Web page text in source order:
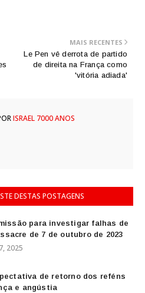
MAIS RECENTES
Le Pen vê derrota de partido
de direita na França como
'vitória adiada'
ISRAEL 7000 ANOS
DESTAS POSTAGENS
para investigar falhas de
de 7 de outubro de 2023
2025
de retorno dos reféns
e angústia